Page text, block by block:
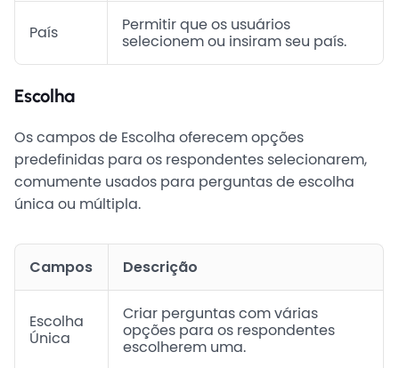
País
Permitir que os usuários
selecionem ou insiram seu país.
Escolha
Os campos de Escolha oferecem opções
predefinidas para os respondentes selecionarem,
comumente usados para perguntas de escolha
única ou múltipla.
Campos Descrição
Escolha
Única
Criar perguntas com várias
opções para os respondentes
escolherem uma.